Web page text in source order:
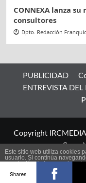
CONNEXA lanza
consultores
Dpto. Redacción
PUBLICIDAD
ENTREVISTA DEL
Copyright
Este sitio web utiliza cookies
usuario. Si continúa
aceptación de las
, pinche el enlace
Shares